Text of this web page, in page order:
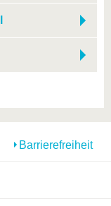
Barrierefreiheit